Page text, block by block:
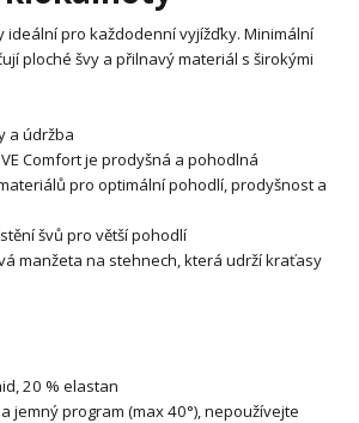
ideální pro každodenní vyjížďky. Minimální
ploché švy a přilnavý materiál s širokými
a údržba
Comfort je prodyšná a pohodlná
pro optimální pohodlí, prodyšnost a
švů pro větší pohodlí
manžeta na stehnech, která udrží kraťasy
20 % elastan
jemný program (max 40°), nepoužívejte